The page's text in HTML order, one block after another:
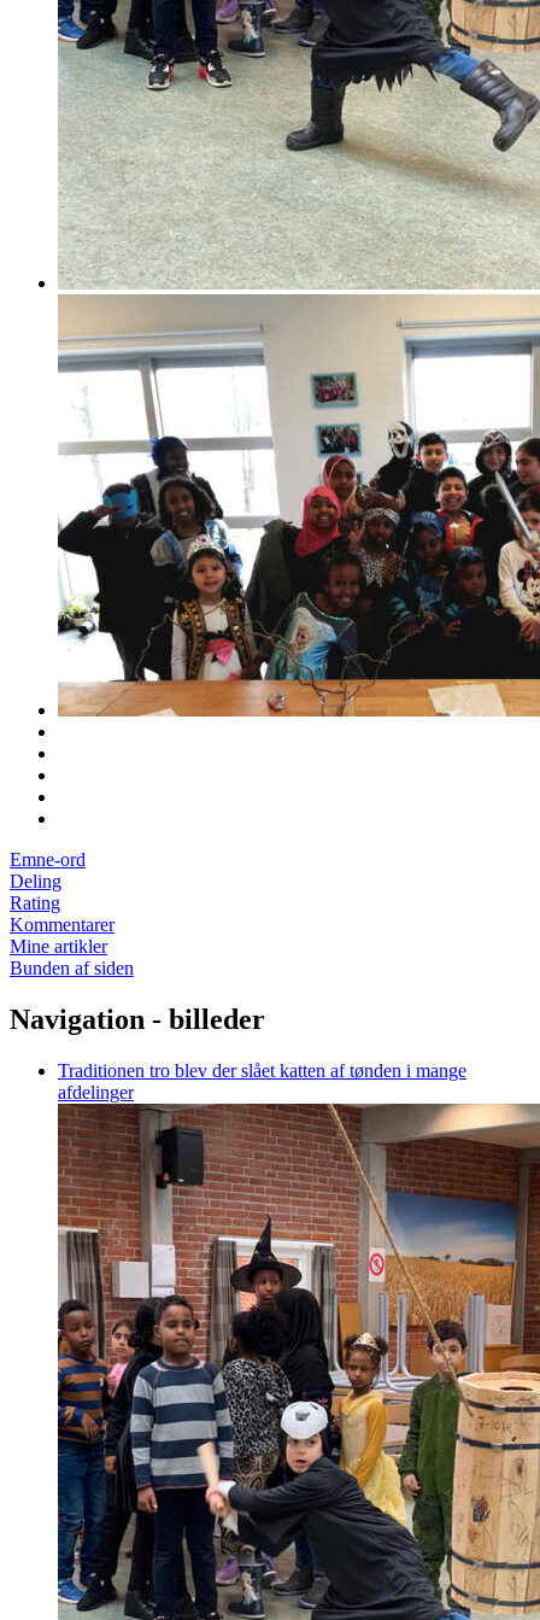
Emne-ord
Deling
Rating
Kommentarer
Mine artikler
Bunden af siden
Navigation - billeder
Traditionen tro blev der slået katten af tønden i mange
afdelinger